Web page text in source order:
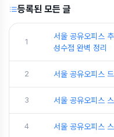
등록된 모든 글
1
서울 공유오피스
성수점 완벽 정리
2 서울 공유오피스
3 서울 공유오피스
4 서울 공유오피스